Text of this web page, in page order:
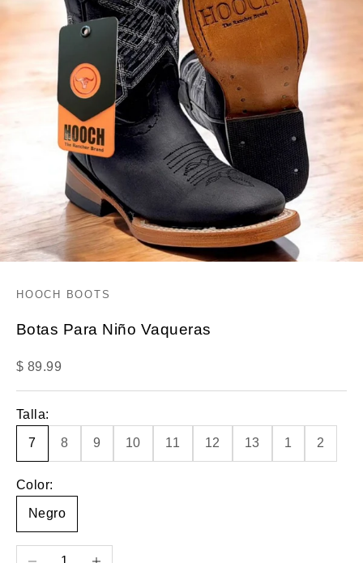
HOOCH BOOTS
Botas Para Niño Vaqueras
Precio de oferta
$ 89.99
Talla:
7 8 9 10 11 12 13 1 2
Color:
Negro
Reducir cantidadAumentar cantidad